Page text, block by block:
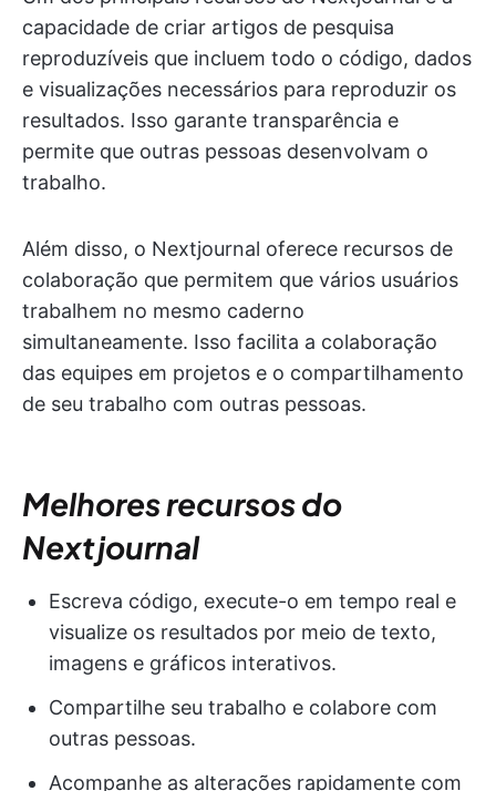
capacidade de criar artigos de pesquisa
reproduzíveis que incluem todo o código, dados
e visualizações necessários para reproduzir os
resultados. Isso garante transparência e
permite que outras pessoas desenvolvam o
trabalho.
Além disso, o Nextjournal oferece recursos de
colaboração que permitem que vários usuários
trabalhem no mesmo caderno
simultaneamente. Isso facilita a colaboração
das equipes em projetos e o compartilhamento
de seu trabalho com outras pessoas.
Melhores recursos do
Nextjournal
Escreva código, execute-o em tempo real e
visualize os resultados por meio de texto,
imagens e gráficos interativos.
Compartilhe seu trabalho e colabore com
outras pessoas.
Acompanhe as alterações rapidamente com